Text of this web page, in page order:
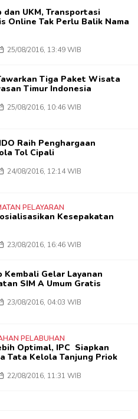
dan UKM, Transportasi
Online Tak Perlu Balik Nama
25/08/2016, 13:49 WIB
Tiga Paket Wisata
Timur Indonesia
25/08/2016, 10:46 WIB
Raih Penghargaan
Tol Cipali
24/08/2016, 12:14 WIB
PELAYARAN
Kesepakatan
23/08/2016, 16:46 WIB
Kembali Gelar Layanan
SIM A Umum Gratis
23/08/2016, 04:03 WIB
PELABUHAN
Optimal, IPC Siapkan
Tata Kelola Tanjung Priok
22/08/2016, 11:31 WIB